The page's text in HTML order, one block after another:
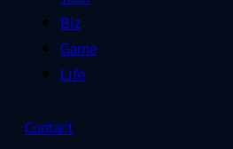
Biz
Game
Life
Contact